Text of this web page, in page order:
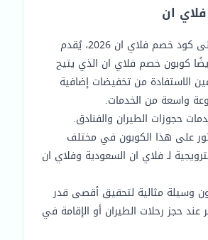
ان
بالإضافة إلى كود خصم فلاي ان 2026، يُقدم
كوبون خصم فلاي ان الذي يتيح
الاستفادة من تخفيضات إضافية
واسعة من الخدمات.
حجوزات الطيران والفنادق.
على هذا الكوبون في مختلف
لـ فلاي ان السعودية وفلاي ان
وسيلة مثالية لتحقيق أقصى قدر
عند حجز رحلات الطيران أو الإقامة في